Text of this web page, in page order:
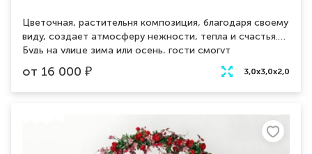
Цветочная, растительня композиция, благодаря своему
виду, создает атмосферу нежности, тепла и счастья.
Будь на улице зима или осень, гости смогут
почуствовать ощущение лета и присутствие
солнечного тепла. Тропическая фотозона украсит
своим присутствием любое мероприятие. Отлично
от 16 000 ₽ 3,0x3,0x2,0